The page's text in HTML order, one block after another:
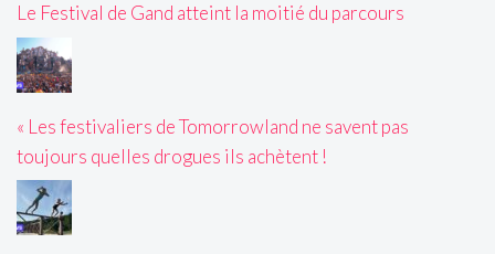
Le Festival de Gand atteint la moitié du parcours
« Les festivaliers de Tomorrowland ne savent pas
toujours quelles drogues ils achètent !